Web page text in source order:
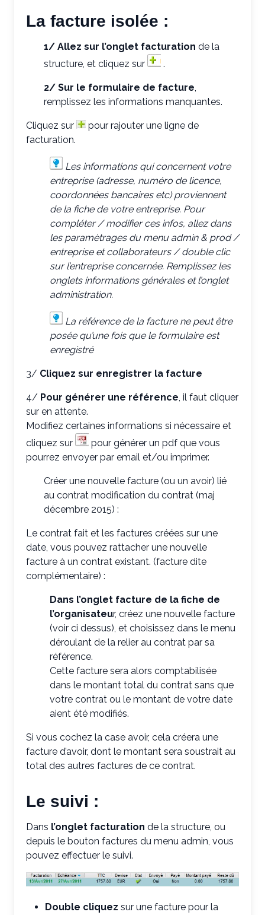
La facture isolée :
1/ Allez sur l’onglet facturation de la
structure, et cliquez sur
.
2/ Sur le formulaire de facture,
remplissez les informations manquantes.
Cliquez sur
pour rajouter une ligne de
facturation.
Les informations qui concernent votre
entreprise (adresse, numéro de licence,
coordonnées bancaires etc) proviennent
de la fiche de votre entreprise. Pour
compléter / modifier ces infos, allez dans
les paramètrages du menu admin & prod /
entreprise et collaborateurs / double clic
sur l’entreprise concernée. Remplissez les
onglets informations générales et l’onglet
administration.
La référence de la facture ne peut être
posée qu’une fois que le formulaire est
enregistré
3/ Cliquez sur enregistrer la facture
4/ Pour générer une référence, il faut cliquer
sur en attente.
Modifiez certaines informations si nécessaire et
cliquez sur
pour générer un pdf que vous
pourrez envoyer par email et/ou imprimer.
Créer une nouvelle facture (ou un avoir) lié
au contrat modification du contrat (maj
décembre 2015) :
Le contrat fait et les factures créées sur une
date, vous pouvez rattacher une nouvelle
facture à un contrat existant. (facture dite
complémentaire) :
Dans l’onglet facture de la fiche de
l’organisateur, créez une nouvelle facture
(voir ci dessus), et choisissez dans le menu
déroulant de la relier au contrat par sa
référence.
Cette facture sera alors comptabilisée
dans le montant total du contrat sans que
votre contrat ou le montant de votre date
aient été modifiés.
Si vous cochez la case avoir, cela créera une
facture d’avoir, dont le montant sera soustrait au
total des autres factures de ce contrat.
Le suivi :
Dans l’onglet facturation de la structure, ou
depuis le bouton factures du menu admin, vous
pouvez effectuer le suivi.
Double cliquez sur une facture pour la